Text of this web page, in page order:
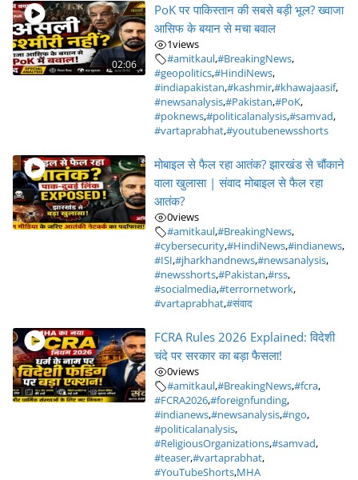
02:06
PoK पर पाकिस्तान की सबसे बड़ी भूल? ख्वाजा
आसिफ के बयान से मचा बवाल
1views
#amitkaul,#BreakingNews,
#geopolitics,#HindiNews,
#indiapakistan,#kashmir,#khawajaasif,
#newsanalysis,#Pakistan,#PoK,
#poknews,#politicalanalysis,#samvad,
#vartaprabhat,#youtubenewsshorts
मोबाइल से फैल रहा आतंक? झारखंड से चौंकाने
वाला खुलासा | संवाद मोबाइल से फैल रहा
आतंक?
0views
#amitkaul,#BreakingNews,
#cybersecurity,#HindiNews,#indianews,
#ISI,#jharkhandnews,#newsanalysis,
#newsshorts,#Pakistan,#rss,
#socialmedia,#terrornetwork,
#vartaprabhat,#संवाद
FCRA Rules 2026 Explained: विदेशी
चंदे पर सरकार का बड़ा फैसला!
0views
#amitkaul,#BreakingNews,#fcra,
#FCRA2026,#foreignfunding,
#indianews,#newsanalysis,#ngo,
#politicalanalysis,
#ReligiousOrganizations,#samvad,
#teaser,#vartaprabhat,
#YouTubeShorts,MHA